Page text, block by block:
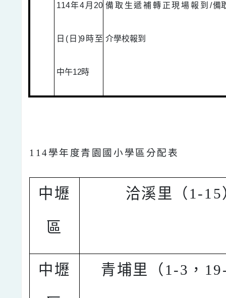
114年4月 20
日 (日 )9 時至
中午12時
備取生遞補轉正現場報到 /備
介學校報到
114學年度青園國小學區分配表
中壢
區
洽溪里（1-15
中壢 青埔里（1-3，